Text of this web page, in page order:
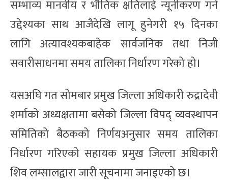
सम्भाव्य मानवीय र भौतिक क्षतिलाई न्यूनीकरण गर्ने
उद्देश्यका साथ आजैदेखि लागू हुनेगरी १५ दिनका
लागि अत्यावश्यकबाहेक सार्वजनिक तथा निजी
सवारीसाधनमा समय तालिका निर्धारण गरेको हो।
यसअघि गत सोमबार प्रमुख जिल्ला अधिकारी रुद्रादेवी
शर्माको अध्यक्षतामा बसेको जिल्ला विपद् व्यवस्थापन
समितिको बैठकको निर्णयअनुसार समय तालिका
निर्धारण गरिएको सहायक प्रमुख जिल्ला अधिकारी
शिव लम्सालद्वारा जारी सूचनामा जनाइएको छ।